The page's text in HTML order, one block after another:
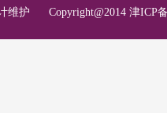
维护 Copyright@2014 津ICP